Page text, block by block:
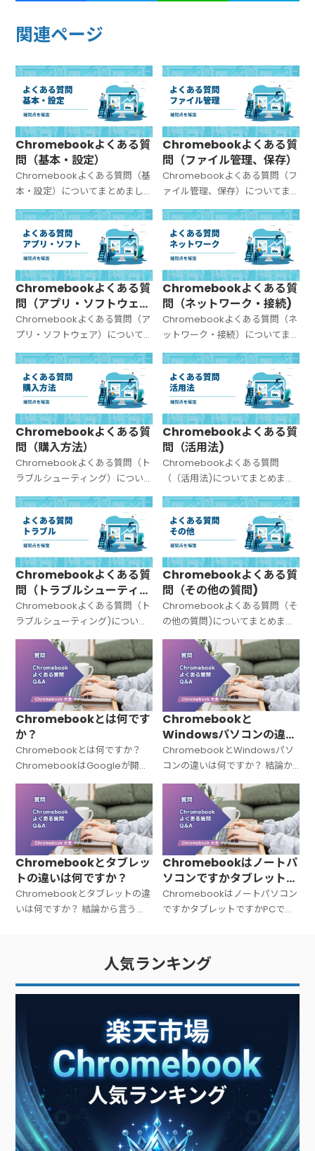
関連ページ
Chromebookよくある質
問（基本・設定）
Chromebookよくある質問（基
本・設定）についてまとめまし
た。
Chromebookよくある質
問（ファイル管理、保存）
Chromebookよくある質問（フ
ァイル管理、保存）についてま
とめました。
Chromebookよくある質
問（アプリ・ソフトウェ
ア）
Chromebookよくある質問（ア
プリ・ソフトウェア）について
まとめました。
Chromebookよくある質
問（ネットワーク・接続)
Chromebookよくある質問（ネ
ットワーク・接続）についてま
とめました。
Chromebookよくある質
問（購入方法）
Chromebookよくある質問（ト
ラブルシューティング）につい
てまとめました。
Chromebookよくある質
問（活用法)
Chromebookよくある質問
（（活用法)についてまとめまし
た。
Chromebookよくある質
問（トラブルシューティン
グ)
Chromebookよくある質問（ト
ラブルシューティング)について
まとめました。
Chromebookよくある質
問（その他の質問)
Chromebookよくある質問（そ
の他の質問)についてまとめまし
た。
Chromebookとは何です
か？
Chromebookとは何ですか？
ChromebookはGoogleが開発
した「Chrome OS（クローム
OS）」を搭載したノートパソコ
ンの総称です。Windowsでも
Macでもない
Chromebookと
Windowsパソコンの違い
は何ですか？
ChromebookとWindowsパソ
コンの違いは何ですか？ 結論か
ら言うと、Chromebookと
Windowsパソコンは「OSが違
う＝中身の設計思想がまったく
違う」パソコンです。C
Chromebookとタブレッ
トの違いは何ですか？
Chromebookとタブレットの違
いは何ですか？ 結論から言う
トは「タッチ操作中心の板型デ
バイス」です。文字入力が多い
Chromebookはノートパ
ソコンですかタブレットで
すかPCですか？
Chromebookはノートパソコン
ですかタブレットですかPCです
ン（PC）」です。広い意味での
PC（パーソナルコンピュータ
ー）
人気ランキング